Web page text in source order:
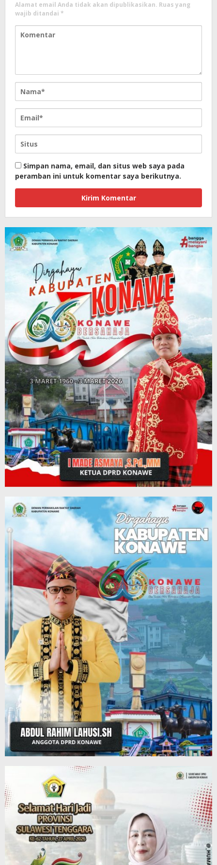
Alamat email Anda tidak akan dipublikasikan. Ruas yang
wajib ditandai *
Simpan nama, email, dan situs web saya pada
peramban ini untuk komentar saya berikutnya.